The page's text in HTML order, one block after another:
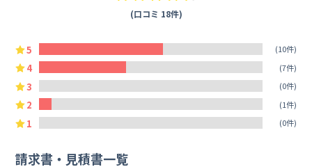
(口コミ 18件)
5 (10件)
4 (7件)
3 (0件)
2 (1件)
1 (0件)
請求書・見積書一覧